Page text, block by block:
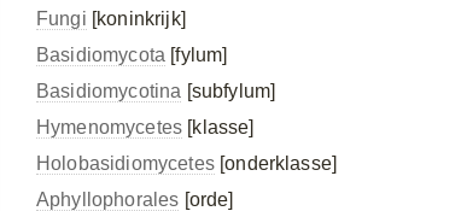
Fungi [koninkrijk]
Basidiomycota [fylum]
Basidiomycotina [subfylum]
Hymenomycetes [klasse]
Holobasidiomycetes[onderklasse]
Aphyllophorales [orde]